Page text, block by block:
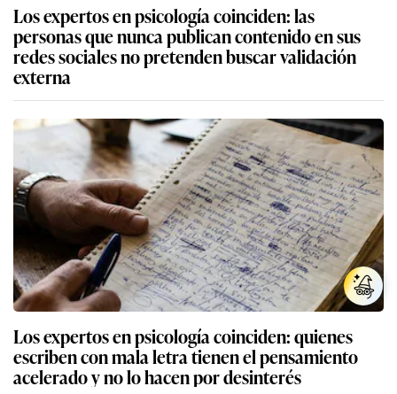
Los expertos en psicología coinciden: las
personas que nunca publican contenido en sus
redes sociales no pretenden buscar validación
externa
Los expertos en psicología coinciden: quienes
escriben con mala letra tienen el pensamiento
acelerado y no lo hacen por desinterés